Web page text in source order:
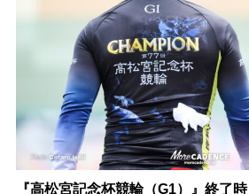
『高松宮記念杯競輪（G1）』終了